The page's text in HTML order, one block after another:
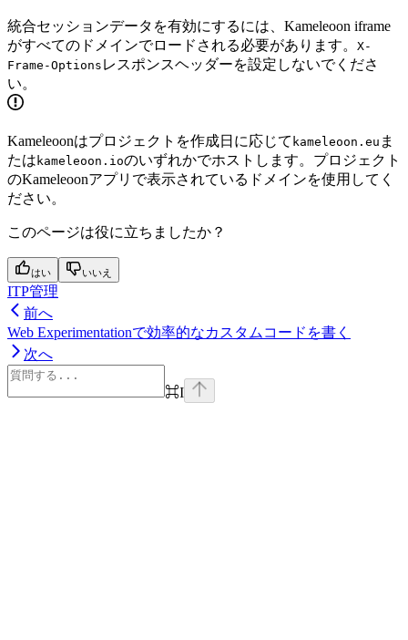
統合セッションデータを有効にするには、Kameleoon iframe
がすべてのドメインでロードされる必要があります。 X-
Frame-Options レスポンスヘッダーを設定しないでくださ
い。
Kameleoonはプロジェクトを作成日に応じて kameleoon.eu ま
たは kameleoon.ioのいずれかでホストします。プロジェクト
のKameleoonアプリで表示されているドメインを使用してく
ださい。
このページは役に立ちましたか？
はい いいえ
ITP管理
前へ
Web Experimentationで効率的なカスタムコードを書く
次へ
⌘I